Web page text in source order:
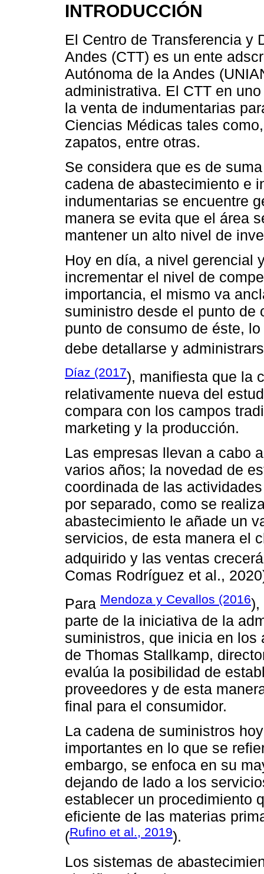
INTRODUCCIÓN
El Centro de Transferencia y
Andes (CTT) es un ente
Autónoma de la Andes
administrativa. El CTT en
la venta de indumentarias
Ciencias Médicas tales
zapatos, entre otras.
Se considera que es de
cadena de abastecimiento e
indumentarias se encuentre
manera se evita que el área
mantener un alto nivel de
Hoy en día, a nivel gerencial
incrementar el nivel de
importancia, el mismo va
suministro desde el punto de
punto de consumo de éste,
debe detallarse y
Díaz (2017), manifiesta que la
relativamente nueva del
compara con los campos
marketing y la producción.
Las empresas llevan a cabo
varios años; la novedad de
coordinada de las
por separado, como se
abastecimiento le añade un
servicios, de esta manera el
adquirido y las ventas
Comas Rodríguez et al.,
Para Mendoza y Cevallos (2016),
parte de la iniciativa de la
suministros, que inicia en los
de Thomas Stallkamp,
evalúa la posibilidad de
proveedores y de esta
final para el consumidor.
La cadena de suministros
importantes en lo que se
embargo, se enfoca en su
dejando de lado a los
establecer un procedimiento
eficiente de las materias
(Rufino et al., 2019).
Los sistemas de